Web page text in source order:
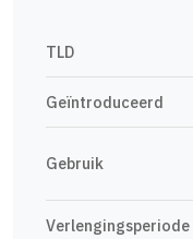
TLD
Geïntroduceerd
Gebruik
Verlengingsperiode